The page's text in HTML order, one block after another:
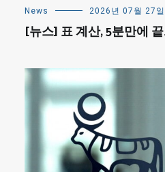
News 2026년 07월 27일
[뉴스] 표 계산, 5분만에